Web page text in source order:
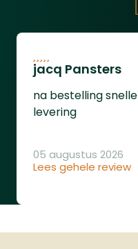
jacq Pansters
na bestelling snelle
levering
Lees gehele review
05 augustus 2026